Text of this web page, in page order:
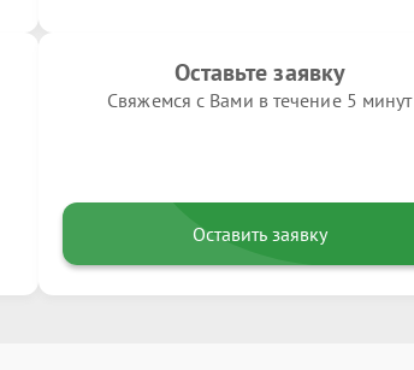
Оставьте заявку
Свяжемся с Вами в течение 5 минут
Оставить заявку